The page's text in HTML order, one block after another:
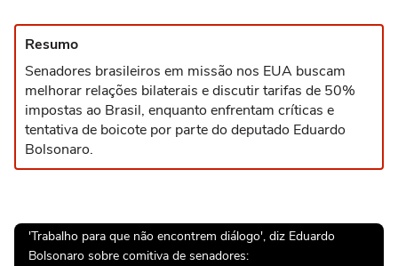
Resumo
Senadores brasileiros em missão nos EUA buscam
melhorar relações bilaterais e discutir tarifas de 50%
impostas ao Brasil, enquanto enfrentam críticas e
tentativa de boicote por parte do deputado Eduardo
Bolsonaro.
'Trabalho para que não encontrem diálogo', diz Eduardo
Bolsonaro sobre comitiva de senadores: